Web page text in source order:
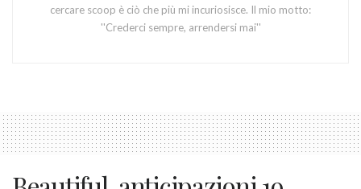
cercare scoop è ciò che più mi incuriosisce. Il mio motto:
''Crederci sempre, arrendersi mai''